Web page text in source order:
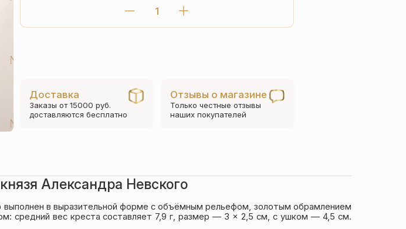
Количество
товара
серебро/
золото
Доставка
Заказы от 15000 руб.
доставляются бесплатно
Отзывы о магазине
Только честные отзывы
наших покупателей
Александра Невского
выполнен в выразительной форме с объёмным рельефом, золотым обрамлением
средний вес креста составляет 7,9 г, размер — 3 × 2,5 см, с ушком — 4,5 см.